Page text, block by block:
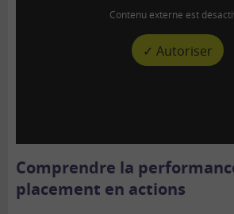
Contenu externe est
✓ Autoriser
Comprendre la
placement en actions